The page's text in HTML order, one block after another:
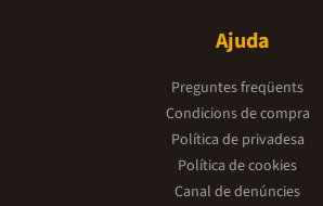
Ajuda
Preguntes freqüents
Condicions de compra
Política de privadesa
Política de cookies
Canal de denúncies